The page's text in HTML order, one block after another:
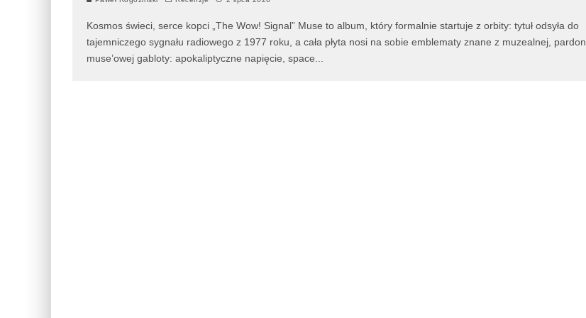
Kosmos świeci, serce kopci „The Wow! Signal” Muse to album, który formalnie startuje z orbity: tytuł odsyła do
tajemniczego sygnału radiowego z 1977 roku, a cała płyta nosi na sobie emblematy znane z muzealnej, pardon,
muse’owej gabloty: apokaliptyczne napięcie, space